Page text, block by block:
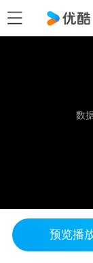
数
预览播